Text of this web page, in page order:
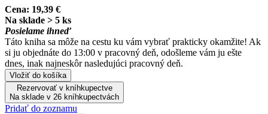
Cena: 19,39 €
Na sklade > 5 ks
Posielame ihneď
Táto kniha sa môže na cestu ku vám vybrať prakticky okamžite! Ak
si ju objednáte do 13:00 v pracovný deň, odošleme vám ju ešte
dnes, inak najneskôr nasledujúci pracovný deň.
Vložiť do košíka
Rezervovať v kníhkupectve
Na sklade v 26 kníhkupectvách
Pridať do zoznamu